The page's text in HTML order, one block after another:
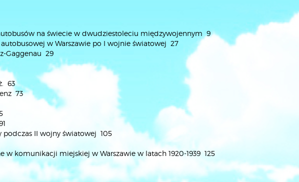
na świecie w dwudziestoleciu międzywojennym 9
w Warszawie po I wojnie światowej 27
Gaggenau 29
63
73
podczas II wojny światowej 105
w komunikacji miejskiej w Warszawie w latach 1920-1939 125